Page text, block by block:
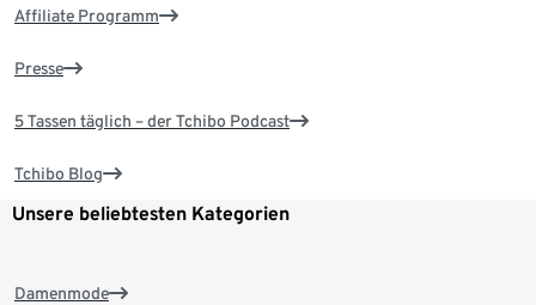
Affiliate Programm
Presse
5 Tassen täglich – der Tchibo Podcast
Tchibo Blog
Unsere beliebtesten Kategorien
Damenmode